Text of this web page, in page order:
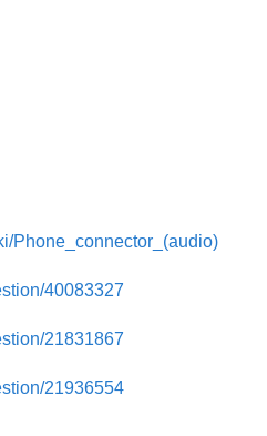
Phone_connector_(audio)
40083327
21831867
21936554